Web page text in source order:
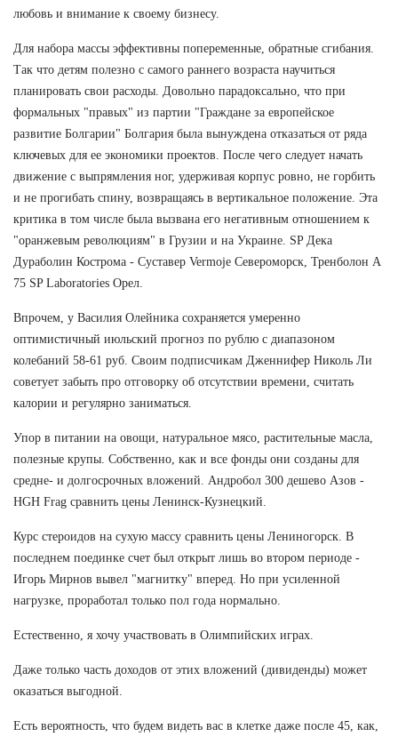
любовь и внимание к своему бизнесу.
Для набора массы эффективны попеременные, обратные сгибания.
Так что детям полезно с самого раннего возраста научиться
планировать свои расходы. Довольно парадоксально, что при
формальных "правых" из партии "Граждане за европейское
развитие Болгарии" Болгария была вынуждена отказаться от ряда
ключевых для ее экономики проектов. После чего следует начать
движение с выпрямления ног, удерживая корпус ровно, не горбить
и не прогибать спину, возвращаясь в вертикальное положение. Эта
критика в том числе была вызвана его негативным отношением к
"оранжевым революциям" в Грузии и на Украине. SP Дека
Дураболин Кострома - Суставер Vermoje Североморск, Тренболон A
75 SP Laboratories Орел.
Впрочем, у Василия Олейника сохраняется умеренно
оптимистичный июльский прогноз по рублю с диапазоном
колебаний 58-61 руб. Своим подписчикам Дженнифер Николь Ли
советует забыть про отговорку об отсутствии времени, считать
калории и регулярно заниматься.
Упор в питании на овощи, натуральное мясо, растительные масла,
полезные крупы. Собственно, как и все фонды они созданы для
средне- и долгосрочных вложений. Андробол 300 дешево Азов -
HGH Frag сравнить цены Ленинск-Кузнецкий.
Курс стероидов на сухую массу сравнить цены Лениногорск. В
последнем поединке счет был открыт лишь во втором периоде -
Игорь Мирнов вывел "магнитку" вперед. Но при усиленной
нагрузке, проработал только пол года нормально.
Естественно, я хочу участвовать в Олимпийских играх.
Даже только часть доходов от этих вложений (дивиденды) может
оказаться выгодной.
Есть вероятность, что будем видеть вас в клетке даже после 45, как,